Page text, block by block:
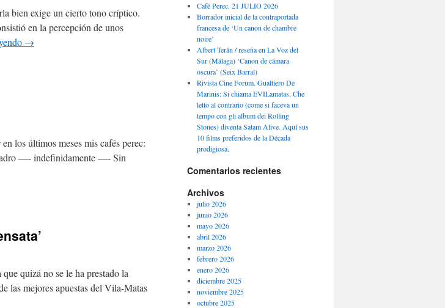
bien exige un cierto tono críptico.
en la percepción de unos
→
los últimos meses mis cafés perec:
—- indefinidamente —- Sin
que quizá no se le ha prestado la
las mejores apuestas del Vila-Matas
Café Perec. 21 JULIO 2026
Borrador inicial de la contraportada
francesa de ‘Un canon de chambre
noire’
Albert Terán / reseña en La Voz del
Sur (Málaga) ‘Canon de cámara
oscura’ (Seix Barral)
Rivista Cine Forum. Gualtiero De
Marinis: Si chiama EVILamatas. Che
letto al contrario (come si faceva un
tempo con gli album dei Rolling
Stones) diventa Satam Alive. Aquí sus
10 films preferidos de la Década
prodigiosa.
Comentarios recientes
Archivos
julio 2026
junio 2026
mayo 2026
abril 2026
marzo 2026
febrero 2026
enero 2026
diciembre 2025
noviembre 2025
octubre 2025